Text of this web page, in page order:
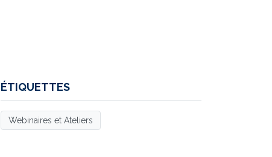
ÉTIQUETTES
Webinaires et Ateliers